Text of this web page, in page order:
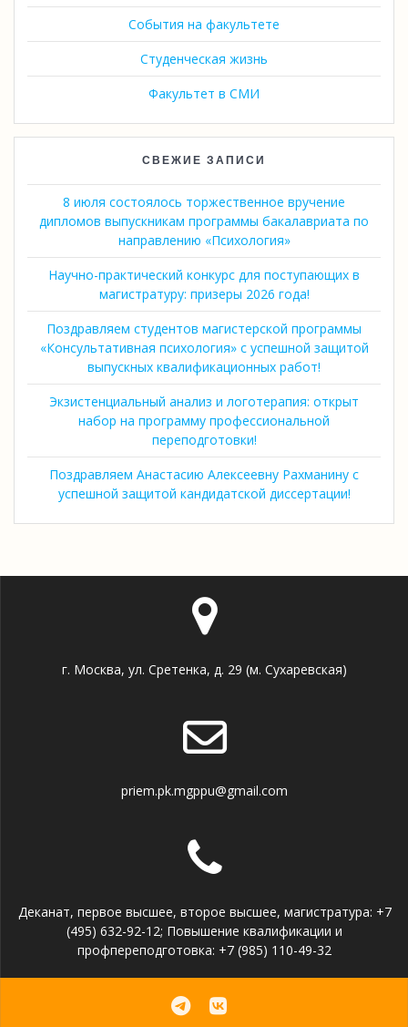
События на факультете
Студенческая жизнь
Факультет в СМИ
СВЕЖИЕ ЗАПИСИ
8 июля состоялось торжественное вручение
дипломов выпускникам программы бакалавриата по
направлению «Психология»
Научно-практический конкурс для поступающих в
магистратуру: призеры 2026 года!
Поздравляем студентов магистерской программы
«Консультативная психология» с успешной защитой
выпускных квалификационных работ!
Экзистенциальный анализ и логотерапия: открыт
набор на программу профессиональной
переподготовки!
Поздравляем Анастасию Алексеевну Рахманину с
успешной защитой кандидатской диссертации!
г. Москва, ул. Сретенка, д. 29 (м. Сухаревская)
priem.pk.mgppu@gmail.com
Деканат, первое высшее, второе высшее, магистратура: +7
(495) 632-92-12; Повышение квалификации и
профпереподготовка: +7 (985) 110-49-32